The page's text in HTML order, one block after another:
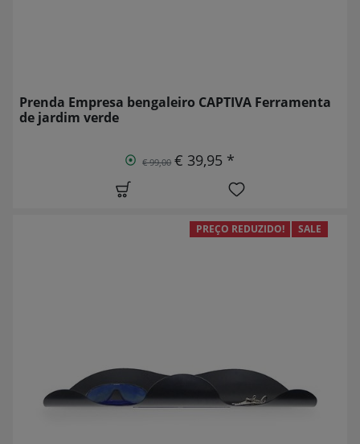
Prenda Empresa bengaleiro CAPTIVA Ferramenta
de jardim verde
€ 99,00 € 39,95 *
PREÇO REDUZIDO! SALE